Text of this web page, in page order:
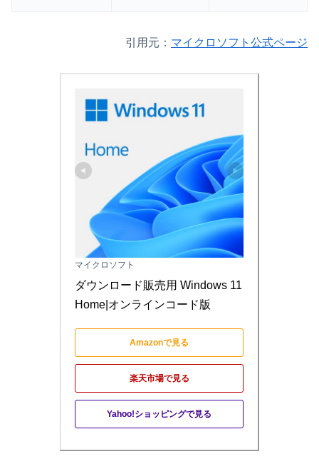
引用元： マイクロソフト公式ページ
マイクロソフト
ダウンロード販売用 Windows 11
Home|オンラインコード版
Amazonで見る
楽天市場で見る
Yahoo!ショッピングで見る